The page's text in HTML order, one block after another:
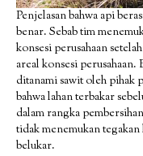
Penjelasan bahwa api
benar. Sebab tim
konsesi perusahaan
areal konsesi perusahaan.
ditanami sawit oleh pihak
bahwa lahan terbakar
dalam rangka
tidak menemukan tegakan
belukar.